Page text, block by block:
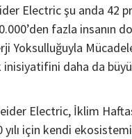
Electric şu anda 42
fazla insanın
Yoksulluğuyla
inisiyatifini daha da
Electric, İklim
yılı için kendi